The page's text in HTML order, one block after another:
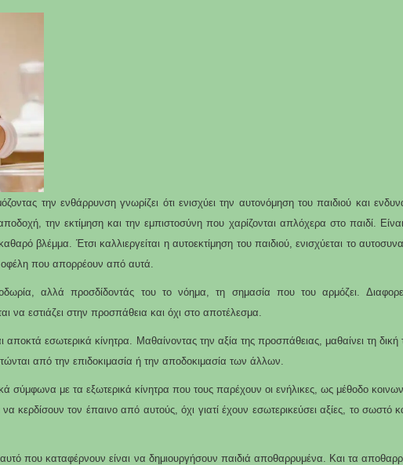
την ενθάρρυνση γνωρίζει ότι ενισχύει την αυτονόμηση του παιδιού και
την εκτίμηση και την εμπιστοσύνη που χαρίζονται απλόχερα στο παιδί.
βλέμμα. Έτσι καλλιεργείται η αυτοεκτίμηση του παιδιού, ενισχύεται το
που απορρέουν από αυτά.
αλλά προσδίδοντάς του το νόημα, τη σημασία που του αρμόζει.
να εστιάζει στην προσπάθεια και όχι στο αποτέλεσμα.
αποκτά εσωτερικά κίνητρα. Μαθαίνοντας την αξία της προσπάθειας, μαθαίνει τη
από την επιδοκιμασία ή την αποδοκιμασία των άλλων.
σύμφωνα με τα εξωτερικά κίνητρα που τους παρέχουν οι ενήλικες, ως μέθοδο
κερδίσουν τον έπαινο από αυτούς, όχι γιατί έχουν εσωτερικεύσει αξίες, το σωστό
που καταφέρνουν είναι να δημιουργήσουν παιδιά αποθαρρυμένα. Και τα